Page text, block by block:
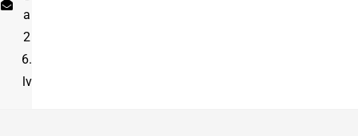
a
2
6.
lv